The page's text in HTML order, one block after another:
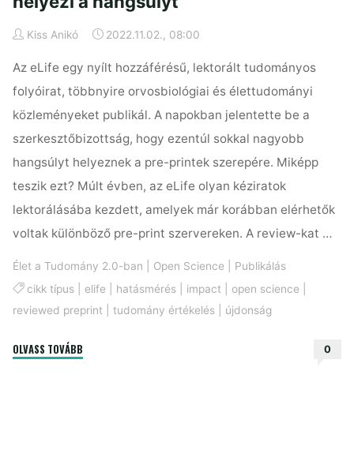
Kiss Anikó 2022.11.02., 08:00
Az eLife egy nyílt hozzáférésű, lektorált tudományos
folyóirat, többnyire orvosbiológiai és élettudományi
közleményeket publikál. A napokban jelentette be a
szerkesztőbizottság, hogy ezentúl sokkal nagyobb
hangsúlyt helyeznek a pre-printek szerepére. Miképp
teszik ezt? Múlt évben, az eLife olyan kéziratok
lektorálásába kezdett, amelyek már korábban elérhetők
voltak különböző pre-print szervereken. A review-kat …
Élet a Tudomány 2.0-ban Open Science
Publikálás
cikk típus| elife hatásmérés| impact| open science
reviewed preprint |tudomány értékelés újdonság
OLVASS TOVÁBB 0